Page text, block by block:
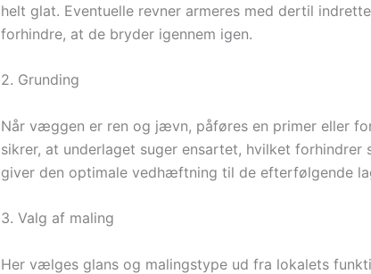
helt glat. Eventuelle revner armeres med dertil
forhindre, at de bryder igennem igen.
2. Grunding
Når væggen er ren og jævn, påføres en primer eller
sikrer, at underlaget suger ensartet, hvilket forhindrer
giver den optimale vedhæftning til de efterfølgende
3. Valg af maling
Her vælges glans og malingstype ud fra lokalets